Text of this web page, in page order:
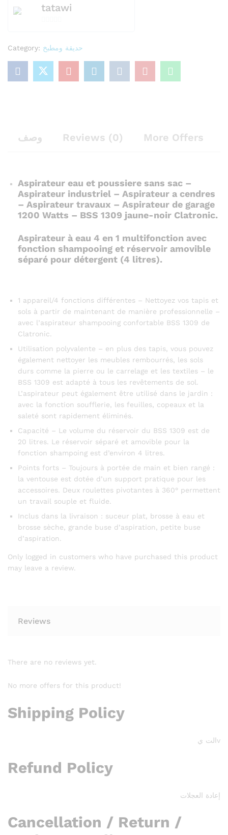
tatawi
u
o
Category: حديقة ومطبخ
وصف Reviews (0) More Offers
Aspirateur eau et poussiere sans sac –
Aspirateur industriel – Aspirateur a cendres
– Aspirateur travaux – Aspirateur de garage
1200 Watts – BSS 1309 jaune-noir Clatronic.
Aspirateur à eau 4 en 1 multifonction avec
fonction shampooing et réservoir amovible
séparé pour détergent (4 litres).
1 appareil/4 fonctions différentes – Nettoyez vos tapis et
sols à partir de maintenant de manière professionnelle –
avec l’aspirateur shampooing confortable BSS 1309 de
Clatronic.
Utilisation polyvalente – en plus des tapis, vous pouvez
également nettoyer les meubles rembourrés, les sols
durs comme la pierre ou le carrelage et les textiles – le
BSS 1309 est adapté à tous les revêtements de sol.
L’aspirateur peut également être utilisé dans le jardin :
avec la fonction soufflerie, les feuilles, copeaux et la
saleté sont rapidement éliminés.
Capacité – Le volume du réservoir du BSS 1309 est de
20 litres. Le réservoir séparé et amovible pour la
fonction shampoing est d’environ 4 litres.
Points forts – Toujours à portée de main et bien rangé :
la ventouse est dotée d’un support pratique pour les
accessoires. Deux roulettes pivotantes à 360° permettent
un travail souple et fluide.
Inclus dans la livraison : suceur plat, brosse à eau et
brosse sèche, grande buse d’aspiration, petite buse
d’aspiration.
Only logged in customers who have purchased this product
may leave a review.
Reviews
There are no reviews yet.
No more offers for this product!
Shipping Policy
vالت ي
Refund Policy
إعادة العجلات
Cancellation / Return /